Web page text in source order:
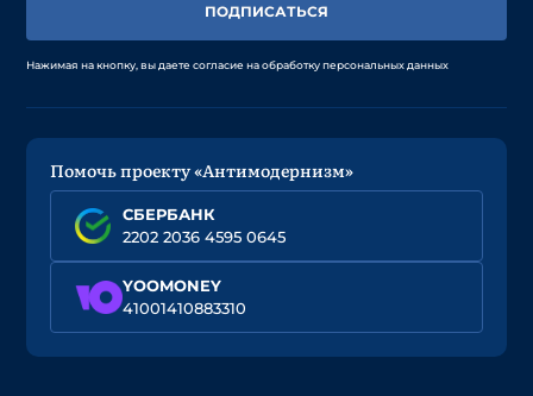
ПОДПИСАТЬСЯ
Нажимая на кнопку, вы даете согласие на обработку персональных данных
Помочь проекту «Антимодернизм»
СБЕРБАНК
2202 2036 4595 0645
YOOMONEY
41001410883310